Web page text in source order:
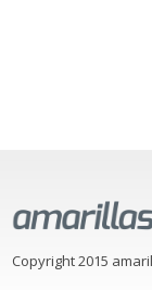
Copyright 2015